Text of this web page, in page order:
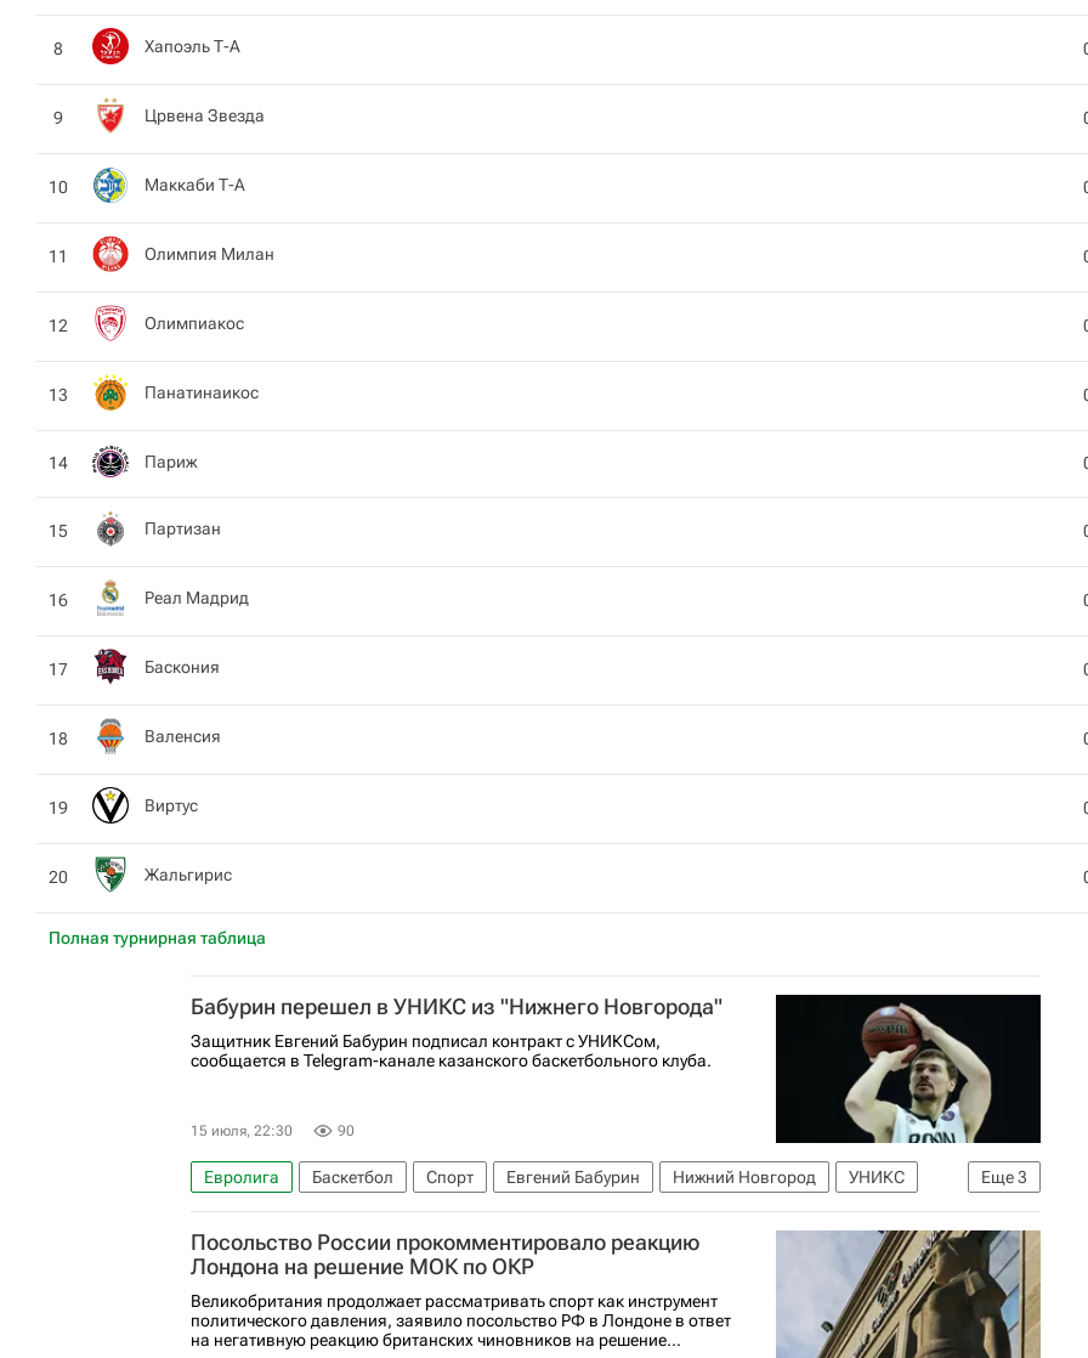
Полная турнирная таблица
8 Хапоэль Т-А
9 Црвена Звезда
10 Маккаби Т-А
11 Олимпия Милан
12 Олимпиакос
13 Панатинаикос
14 Париж
15 Партизан
16 Реал Мадрид
17 Баскония
18 Валенсия
19 Виртус
20 Жальгирис
Бабурин перешел в УНИКС из "Нижнего Новгорода"
Защитник Евгений Бабурин подписал контракт с УНИКСом,
сообщается в Telegram-канале казанского баскетбольного клуба.
15 июля, 22:30 90
Еще3
Евролига Баскетбол Спорт Евгений Бабурин Нижний Новгород
УНИКС
Спартак-Приморье
Кубок России по баскетболу (жен.) Единая лига ВТБ
Посольство России прокомментировало реакцию
Лондона на решение МОК по ОКР
Великобритания продолжает рассматривать спорт как инструмент
политического давления, заявило посольство РФ в Лондоне в ответ
на негативную реакцию британских чиновников на решение...